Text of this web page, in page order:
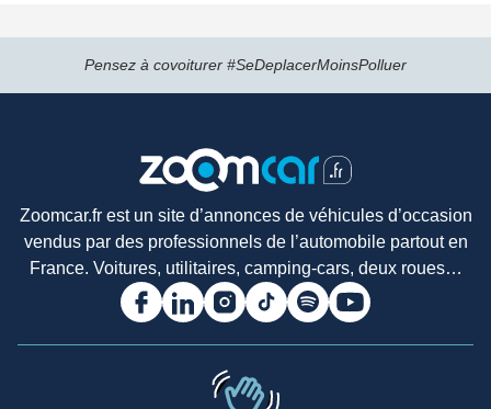
Pensez à covoiturer #SeDeplacerMoinsPolluer
Zoomcar.fr est un site d’annonces de véhicules d’occasion
vendus par des professionnels de l’automobile partout en
France. Voitures, utilitaires, camping-cars, deux roues…